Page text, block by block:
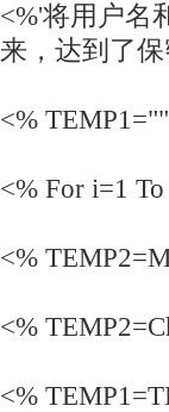
<%'将用户名
来，达到了
<%
<% For i=1
<%
<%
<%